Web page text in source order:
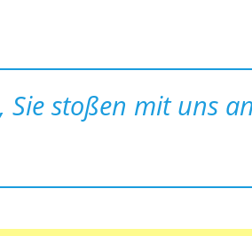
Sie stoßen mit uns